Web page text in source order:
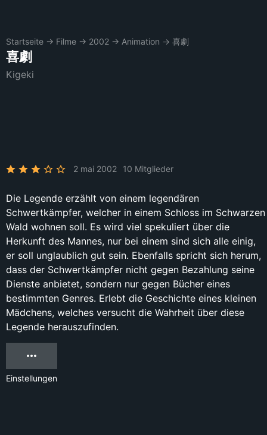
Startseite → Filme → 2002 → Animation → 喜劇
喜劇
Kigeki
2 mai 2002 10 Mitglieder
Die Legende erzählt von einem legendären
Schwertkämpfer, welcher in einem Schloss im Schwarzen
Wald wohnen soll. Es wird viel spekuliert über die
Herkunft des Mannes, nur bei einem sind sich alle einig,
er soll unglaublich gut sein. Ebenfalls spricht sich herum,
dass der Schwertkämpfer nicht gegen Bezahlung seine
Dienste anbietet, sondern nur gegen Bücher eines
bestimmten Genres. Erlebt die Geschichte eines kleinen
Mädchens, welches versucht die Wahrheit über diese
Legende herauszufinden.
Einstellungen